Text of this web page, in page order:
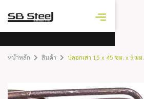
ราคาเหล็ก
หน้าหลัก สินค้า ปลอกเสา 15 x 45 ซม. x 9 มม.